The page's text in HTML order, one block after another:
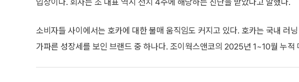
입장이다. 회사는 조 대표 역시 전치 4주에 해당하는 진단을 받았다고 말했다.
소비자들 사이에서는 호카에 대한 불매 움직임도 커지고 있다. 호카는 국내 러
가파른 성장세를 보인 브랜드 중 하나다. 조이웍스앤코의 2025년 1~10월 누